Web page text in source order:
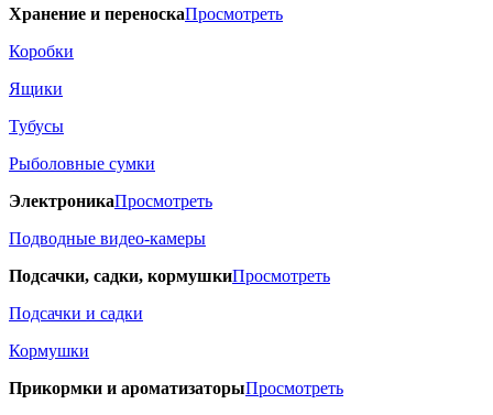
Хранение и переноскаПросмотреть
Коробки
Ящики
Тубусы
Рыболовные сумки
ЭлектроникаПросмотреть
Подводные видео-камеры
Подсачки, садки, кормушкиПросмотреть
Подсачки и садки
Кормушки
Прикормки и ароматизаторыПросмотреть